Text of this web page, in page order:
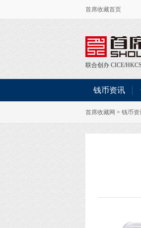
首席收藏首页
联合创办 CICE/HKCS
钱币资讯
首席收藏网 > 钱币资